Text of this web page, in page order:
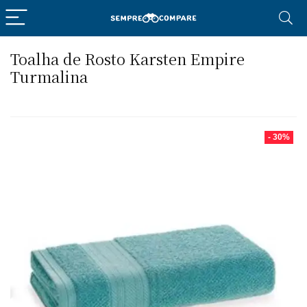
Toalha de Rosto Karsten Empire
Turmalina
- 30%